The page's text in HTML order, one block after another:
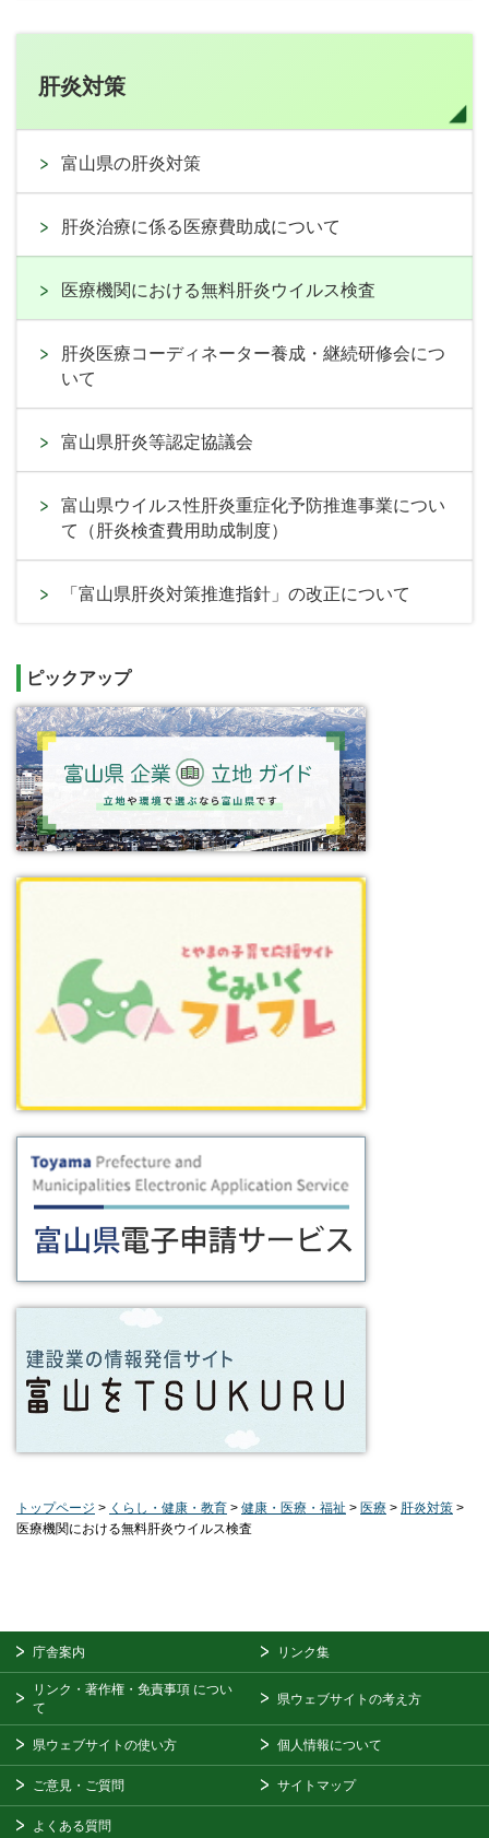
肝炎対策
富山県の肝炎対策
肝炎治療に係る医療費助成について
医療機関における無料肝炎ウイルス検査
肝炎医療コーディネーター養成・継続研修会につ
いて
富山県肝炎等認定協議会
富山県ウイルス性肝炎重症化予防推進事業につい
て（肝炎検査費用助成制度）
「富山県肝炎対策推進指針」の改正について
ピックアップ
トップページ > くらし・健康・教育 > 健康・医療・福祉 > 医療 > 肝炎対策 >
医療機関における無料肝炎ウイルス検査
庁舎案内 リンク集
リンク・著作権・免責事項 につい
て
県ウェブサイトの考え方
県ウェブサイトの使い方 個人情報について
ご意見・ご質問 サイトマップ
よくある質問